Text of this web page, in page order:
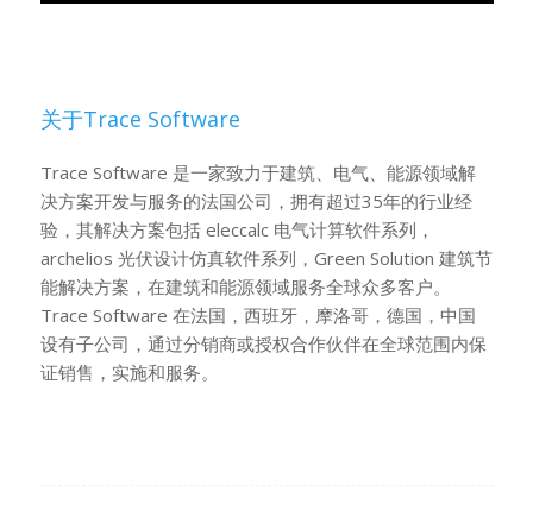
关于Trace Software
Trace Software 是一家致力于建筑、电气、能源领域解
决方案开发与服务的法国公司，拥有超过35年的行业经
验，其解决方案包括 eleccalc 电气计算软件系列，
archelios 光伏设计仿真软件系列，Green Solution 建筑节
能解决方案，在建筑和能源领域服务全球众多客户。
Trace Software 在法国，西班牙，摩洛哥，德国，中国
设有子公司，通过分销商或授权合作伙伴在全球范围内保
证销售，实施和服务。